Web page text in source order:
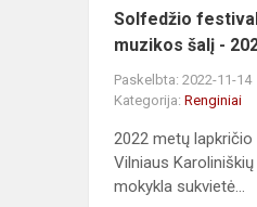
Solfedžio
muzikos šalį -
Paskelbta: 2022-11-14
Kategorija: Renginiai
2022 metų
Vilniaus
mokykla sukvietė...